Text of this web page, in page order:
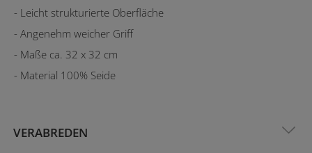
- Leicht strukturierte Oberfläche
- Angenehm weicher Griff
- Maße ca. 32 x 32 cm
- Material 100% Seide
VERABREDEN